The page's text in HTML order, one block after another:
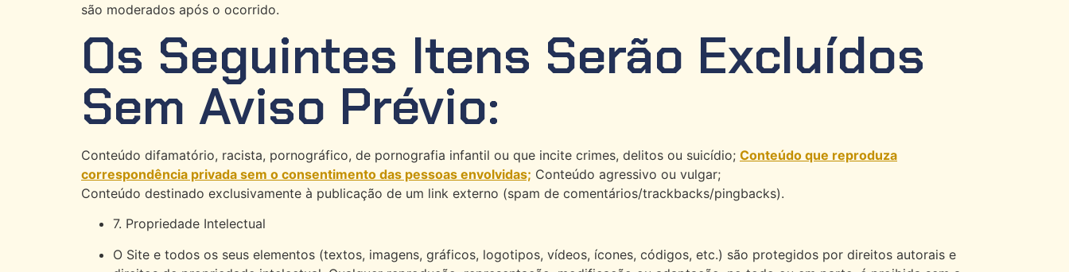
são moderados após o ocorrido.
Os Seguintes Itens Serão Excluídos
Sem Aviso Prévio:
Conteúdo difamatório, racista, pornográfico, de pornografia infantil ou que incite crimes, delitos ou suicídio; Conteúdo que reproduza
correspondência privada sem o consentimento das pessoas envolvidas; Conteúdo agressivo ou vulgar;
Conteúdo destinado exclusivamente à publicação de um link externo (spam de comentários/trackbacks/pingbacks).
7. Propriedade Intelectual
O Site e todos os seus elementos (textos, imagens, gráficos, logotipos, vídeos, ícones, códigos, etc.) são protegidos por direitos autorais e